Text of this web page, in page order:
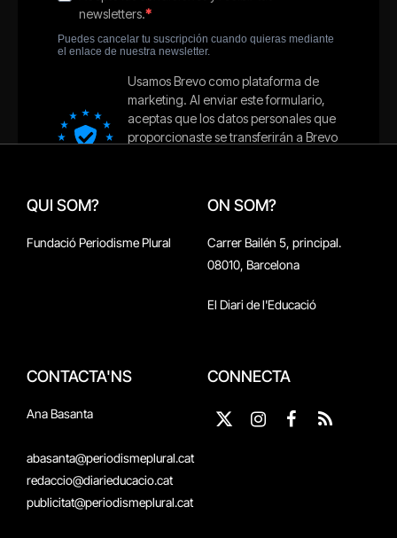
QUI SOM?
Fundació Periodisme Plural
ON SOM?
Carrer Bailén 5, principal.
08010, Barcelona
El Diari de l'Educació
CONTACTA'NS
Ana Basanta
abasanta@periodismeplural.cat
redaccio@diarieducacio.cat
publicitat@periodismeplural.cat
CONNECTA
X
InstagramFacebook
RSS